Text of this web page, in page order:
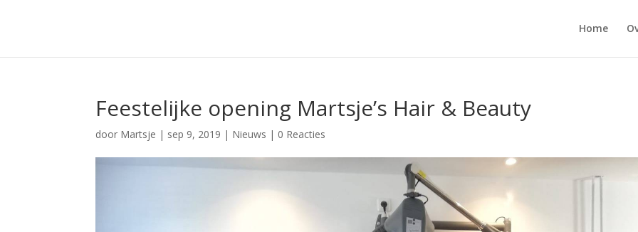
Home
Feestelijke opening Martsje’s Hair & Beauty
door Martsje | sep 9, 2019 | Nieuws | 0 Reacties